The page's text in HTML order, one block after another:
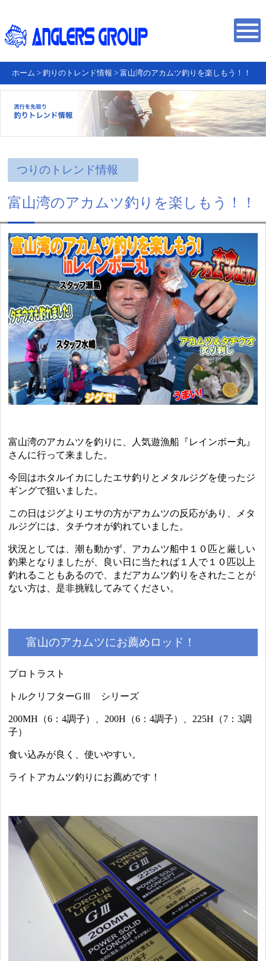
ホーム > 釣りのトレンド情報 > 富山湾のアカムツ釣りを楽しもう！！
つりのトレンド情報
富山湾のアカムツ釣りを楽しもう！！
富山湾のアカムツを釣りに、人気遊漁船『レインボー丸』
さんに行って来ました。
今回はホタルイカにしたエサ釣りとメタルジグを使ったジ
ギングで狙いました。
この日はジグよりエサの方がアカムツの反応があり、メタ
ルジグには、タチウオが釣れていました。
状況としては、潮も動かず、アカムツ船中１０匹と厳しい
釣果となりましたが、良い日に当たれば１人で１０匹以上
釣れることもあるので、まだアカムツ釣りをされたことが
ない方は、是非挑戦してみてください。
富山のアカムツにお薦めロッド！
プロトラスト
トルクリフターGⅢ シリーズ
200MH（6：4調子）、200H（6：4調子）、225H（7：3調
子）
食い込みが良く、使いやすい。
ライトアカムツ釣りにお薦めです！